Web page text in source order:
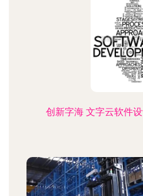
创新字海 文字云软件